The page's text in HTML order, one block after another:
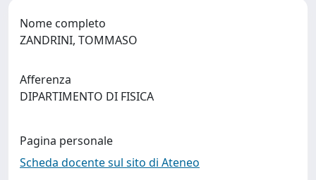
Nome completo
ZANDRINI, TOMMASO
Afferenza
DIPARTIMENTO DI FISICA
Pagina personale
Scheda docente sul sito di Ateneo